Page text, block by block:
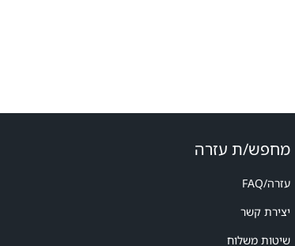
מחפש/ת עזרה
עזרה/FAQ
יצירת קשר
שיטות משלוח